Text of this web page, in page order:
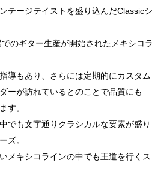
テージテイストを盛り込んだClassicシ
のギター生産が開始されたメキシコラ
導もあり、さらには定期的にカスタム
ーが訪れているとのことで品質にも
す。
でも文字通りクラシカルな要素が盛り
ズ。
メキシコラインの中でも王道を行くス